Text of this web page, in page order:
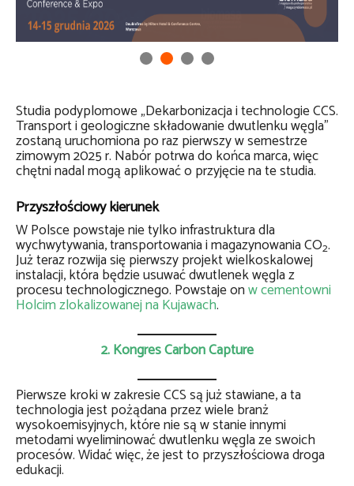
Studia podyplomowe „Dekarbonizacja i technologie CCS.
Transport i geologiczne składowanie dwutlenku węgla”
zostaną uruchomiona po raz pierwszy w semestrze
zimowym 2025 r. Nabór potrwa do końca marca, więc
chętni nadal mogą aplikować o przyjęcie na te studia.
Przyszłościowy kierunek
W Polsce powstaje nie tylko infrastruktura dla
wychwytywania, transportowania i magazynowania CO2.
Już teraz rozwija się pierwszy projekt wielkoskalowej
instalacji, która będzie usuwać dwutlenek węgla z
procesu technologicznego. Powstaje onw cementowni
Holcim zlokalizowanej na Kujawach.
2. Kongres Carbon Capture
Pierwsze kroki w zakresie CCS są już stawiane, a ta
technologia jest pożądana przez wiele branż
wysokoemisyjnych, które nie są w stanie innymi
metodami wyeliminować dwutlenku węgla ze swoich
procesów. Widać więc, że jest to przyszłościowa droga
edukacji.